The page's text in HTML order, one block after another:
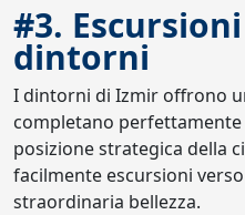
#3.
dintorni
I dintorni di Izmir offrono
completano perfettamente
posizione strategica della
facilmente escursioni
straordinaria bellezza.